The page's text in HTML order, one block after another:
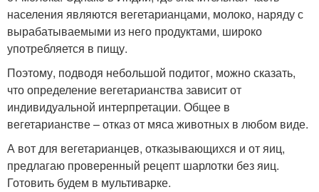
населения являются вегетарианцами, молоко, наряду с
вырабатываемыми из него продуктами, широко
употребляется в пищу.
Поэтому, подводя небольшой подитог, можно сказать,
что определение вегетарианства зависит от
индивидуальной интерпретации. Общее в
вегетарианстве – отказ от мяса животных в любом виде.
А вот для вегетарианцев, отказывающихся и от яиц,
предлагаю проверенный рецепт шарлотки без яиц.
Готовить будем в мультиварке.